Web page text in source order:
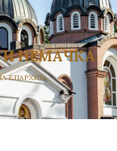
НЕМАЧКА
ЕПАРХИЈА